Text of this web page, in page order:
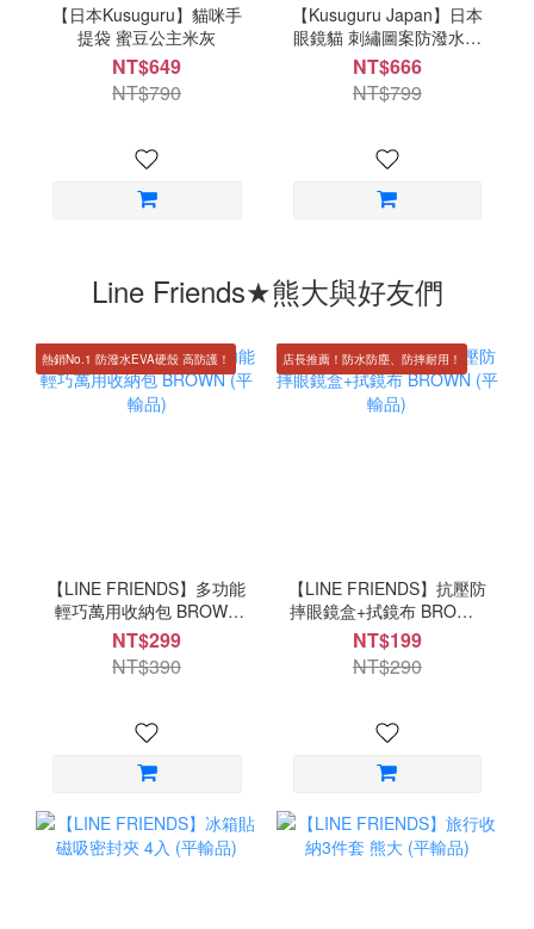
【日本Kusuguru】貓咪手
提袋 蜜豆公主米灰
NT$649
NT$790
【Kusuguru Japan】日本
眼鏡貓 刺繡圖案防潑水月
亮包 露西保羅米
NT$666
NT$799
Line Friends★熊大與好友們
熱銷No.1 防潑水EVA硬殼 高防護！
【LINE FRIENDS】多功能
輕巧萬用收納包 BROWN
(平輸品)
NT$299
NT$390
店長推薦！防水防塵、防摔耐用！
【LINE FRIENDS】抗壓防
摔眼鏡盒+拭鏡布 BROWN
(平輸品)
NT$199
NT$290